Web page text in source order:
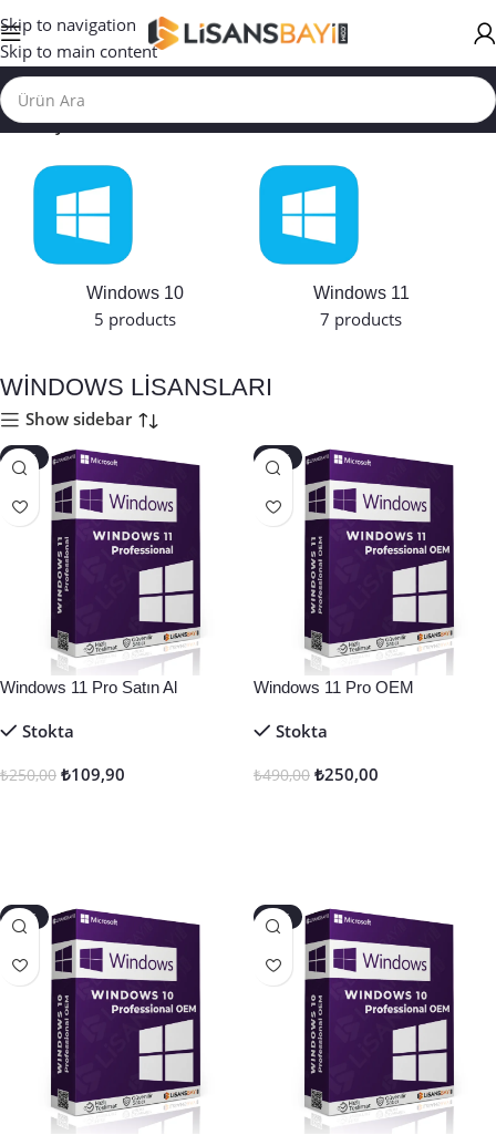
Skip to navigation
Skip to main content
Ana Sayfa
Windows 10
5 products
Windows 11
7 products
WİNDOWS LİSANSLARI
Show sidebar
-56%
Windows 11 Pro Satın Al
Stokta
₺250,00 ₺109,90
-49%
Windows 11 Pro OEM
Stokta
₺490,00 ₺250,00
-45% -50%